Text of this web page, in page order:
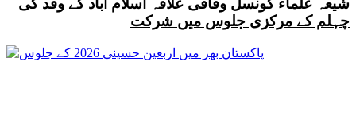
شیعہ علماء کونسل وفاقی علاقہ اسلام آباد کے وفد کی
چہلم کے مرکزی جلوس میں شرکت